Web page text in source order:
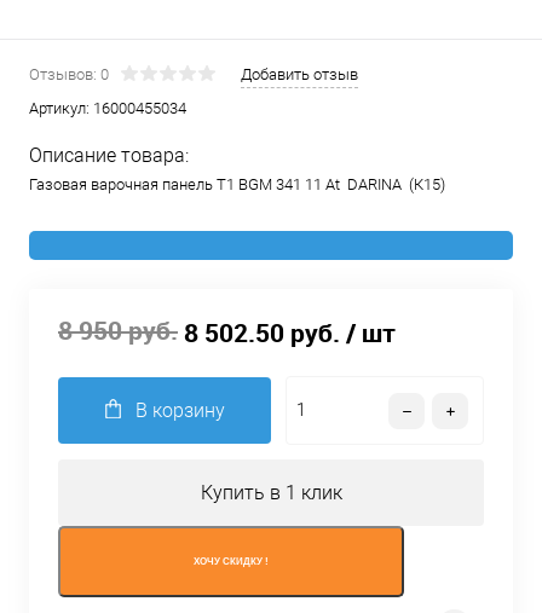
Отзывов: 0
Добавить отзыв
Артикул: 16000455034
Описание товара:
Газовая варочная панель T1 BGM 341 11 At DARINA (К15)
8 950 руб.8 502.50 руб. / шт
В корзину
Купить в 1 клик
ХОЧУ СКИДКУ !